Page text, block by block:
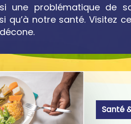
une problématique de
qu’à notre santé. Visitez
Santé